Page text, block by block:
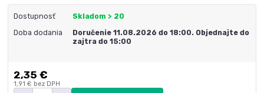
Dostupnosť Skladom > 20
Doba dodania
Doručenie 11.08.2026 do 18:00. Objednajte do
zajtra do 15:00
2,35 €
1,91 € bez DPH